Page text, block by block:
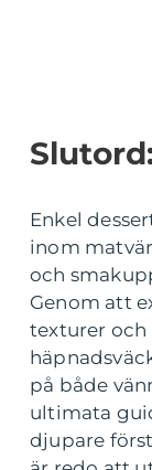
Enkel
inom
och
Genom att
texturer och
på både
ultimata
djupare